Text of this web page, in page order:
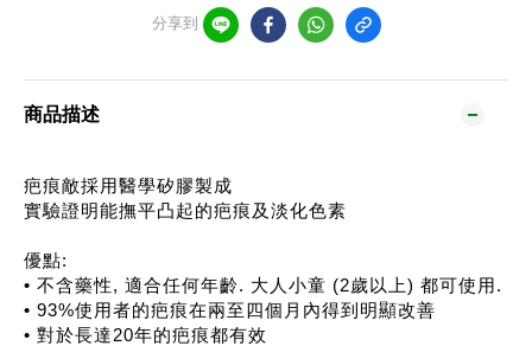
分享到
商品描述
疤痕敵採用醫學矽膠製成
實驗證明能撫平凸起的疤痕及淡化色素
優點:
• 不含藥性, 適合任何年齡. 大人小童 (2歲以上) 都可使用.
• 93%使用者的疤痕在兩至四個月內得到明顯改善
• 對於長達20年的疤痕都有效